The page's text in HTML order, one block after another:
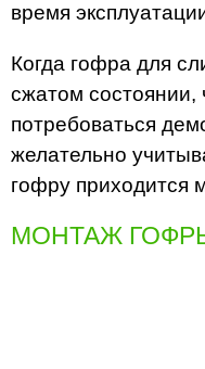
время
Когда гофра для
сжатом состоянии,
потребоваться
желательно
гофру приходится
МОНТАЖ